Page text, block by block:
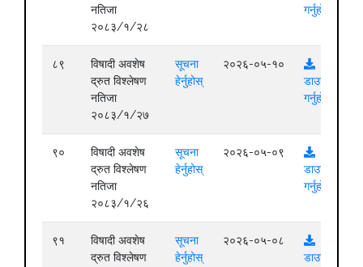
नतिजा
२०८३/१/२८
गर्नुहोस्
८९
विषादी अवशेष
द्रुत विश्लेषण
नतिजा
२०८३/१/२७
सूचना
हेर्नुहोस्
२०२६-०५-१०
डाउनलोड
गर्नुहोस्
९०
विषादी अवशेष
द्रुत विश्लेषण
नतिजा
२०८३/१/२६
सूचना
हेर्नुहोस्
२०२६-०५-०९
डाउनलोड
गर्नुहोस्
९१
विषादी अवशेष
द्रुत विश्लेषण
सूचना
हेर्नुहोस्
२०२६-०५-०८
डाउनलोड